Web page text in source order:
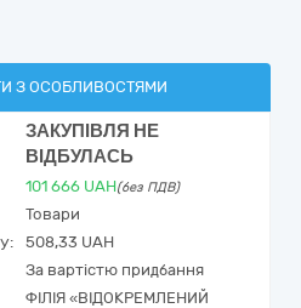
З ОСОБЛИВОСТЯМИ
ЗАКУПІВЛЯ НЕ
ВІДБУЛАСЬ
101 666 UAH(без ПДВ)
Товари
508,33 UAH
За вартістю придбання
ФІЛІЯ «ВІДОКРЕМЛЕНИЙ